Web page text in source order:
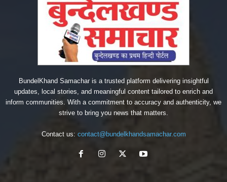
BundelKhand Samachar is a trusted platform delivering insightful
updates, local stories, and meaningful content tailored to enrich and
inform communities. With a commitment to accuracy and authenticity, we
strive to bring you news that matters.
Contact us: contact@bundelkhandsamachar.com